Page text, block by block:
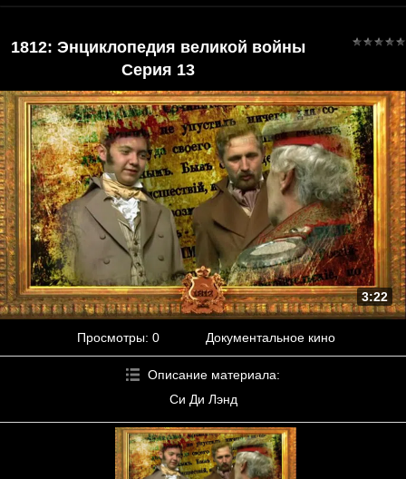
1812: Энциклопедия великой войны
Серия 13
3:22
Просмотры: 0 Документальное кино
Описание материала:
Си Ди Лэнд